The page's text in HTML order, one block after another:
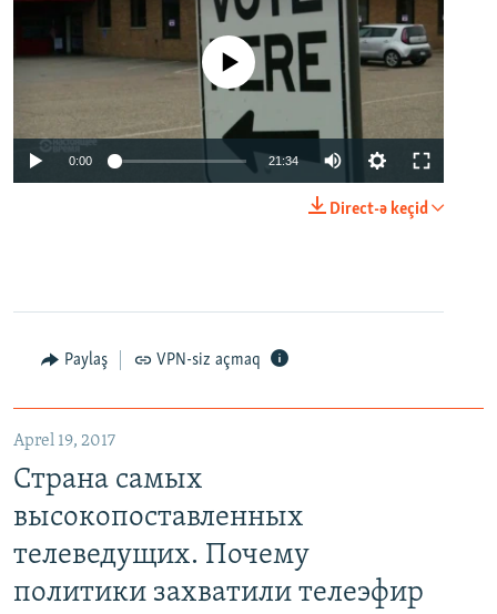
No media source currently available
0:00 21:34
Direct-ə keçid
Paylaş VPN-siz açmaq
Aprel 19, 2017
Страна самых
высокопоставленных
телеведущих. Почему
политики захватили телеэфир